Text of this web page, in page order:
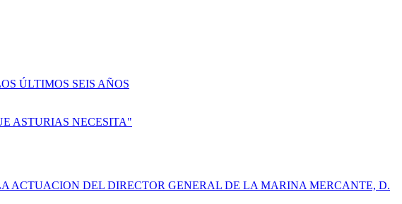
ÚLTIMOS SEIS AÑOS
ASTURIAS NECESITA"
DEL DIRECTOR GENERAL DE LA MARINA MERCANTE, D.